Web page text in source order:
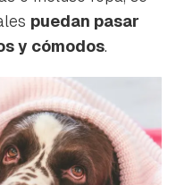
puedan pasar
y cómodos.